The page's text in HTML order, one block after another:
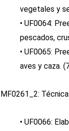
vegetales y
• UF0064:
pescados,
• UF0065:
aves y caza.
MF0261_2:
• UF0066: